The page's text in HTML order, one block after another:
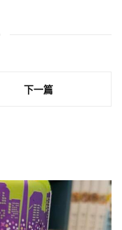
下一篇